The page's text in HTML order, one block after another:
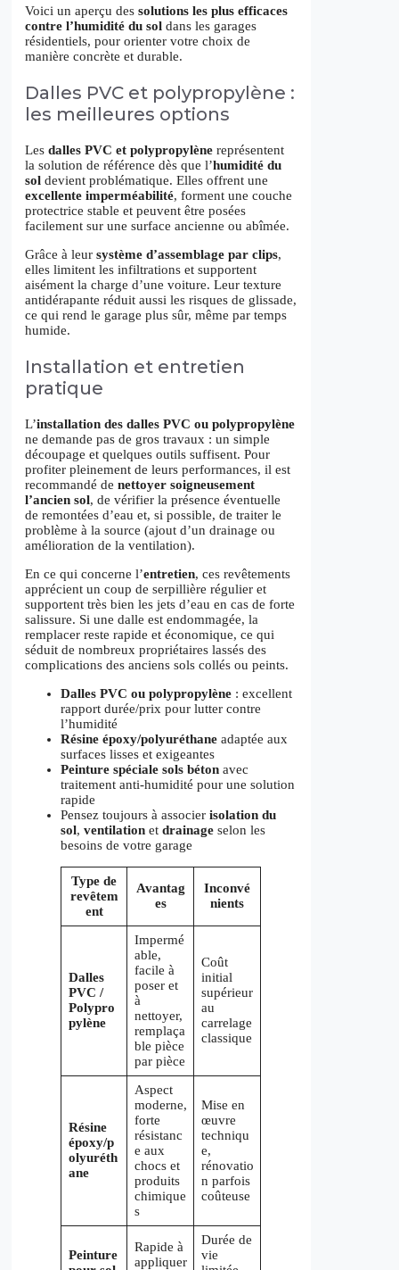
Voici un aperçu des solutions les plus efficaces
contre l’humidité du sol dans les garages
résidentiels, pour orienter votre choix de
manière concrète et durable.
Dalles PVC et polypropylène :
les meilleures options
Les dalles PVC et polypropylène représentent
la solution de référence dès que l’humidité du
sol devient problématique. Elles offrent une
excellente imperméabilité, forment une couche
protectrice stable et peuvent être posées
facilement sur une surface ancienne ou abîmée.
Grâce à leur système d’assemblage par clips,
elles limitent les infiltrations et supportent
aisément la charge d’une voiture. Leur texture
antidérapante réduit aussi les risques de glissade,
ce qui rend le garage plus sûr, même par temps
humide.
Installation et entretien
pratique
L’installation des dalles PVC ou polypropylène
ne demande pas de gros travaux : un simple
découpage et quelques outils suffisent. Pour
profiter pleinement de leurs performances, il est
recommandé de nettoyer soigneusement
l’ancien sol, de vérifier la présence éventuelle
de remontées d’eau et, si possible, de traiter le
problème à la source (ajout d’un drainage ou
amélioration de la ventilation).
En ce qui concerne l’entretien, ces revêtements
apprécient un coup de serpillière régulier et
supportent très bien les jets d’eau en cas de forte
salissure. Si une dalle est endommagée, la
remplacer reste rapide et économique, ce qui
séduit de nombreux propriétaires lassés des
complications des anciens sols collés ou peints.
Dalles PVC ou polypropylène : excellent
rapport durée/prix pour lutter contre
l’humidité
Résine époxy/polyuréthane adaptée aux
surfaces lisses et exigeantes
Peinture spéciale sols béton avec
traitement anti-humidité pour une solution
rapide
Pensez toujours à associer isolation du
sol, ventilation et drainage selon les
besoins de votre garage
Type de
revêtem
ent
Avantag
es
Inconvé
nients
Dalles
PVC /
Polypro
pylène
Impermé
able,
facile à
poser et
à
nettoyer,
remplaça
ble pièce
par pièce
Coût
initial
supérieur
au
carrelage
classique
Résine
époxy/p
olyuréth
ane
Aspect
moderne,
forte
résistanc
e aux
chocs et
produits
chimique
s
Mise en
œuvre
techniqu
e,
rénovatio
n parfois
coûteuse
Peinture
Rapide à
appliquer
Durée de
vie